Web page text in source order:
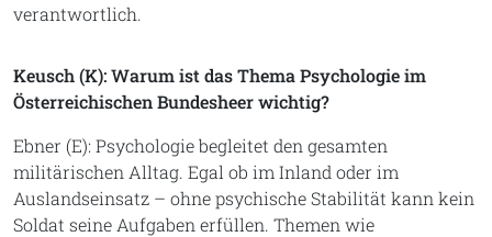
verantwortlich.
Keusch (K): Warum ist das Thema Psychologie im
Österreichischen Bundesheer wichtig?
Ebner (E): Psychologie begleitet den gesamten
militärischen Alltag. Egal ob im Inland oder im
Auslandseinsatz – ohne psychische Stabilität kann kein
Soldat seine Aufgaben erfüllen. Themen wie